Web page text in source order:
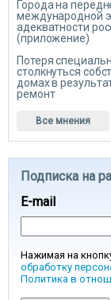
Города на
международной
адекватности
(приложение)
Потеря
столкнуться
домах в
ремонт
Все мнения
Подписка на
E-mail
Нажимая на
обработку
Политика в